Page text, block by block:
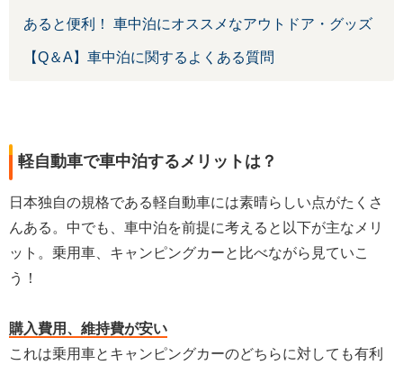
あると便利！ 車中泊にオススメなアウトドア・グッズ
【Q＆A】車中泊に関するよくある質問
軽自動車で車中泊するメリットは？
日本独自の規格である軽自動車には素晴らしい点がたくさ
んある。中でも、車中泊を前提に考えると以下が主なメリ
ット。乗用車、キャンピングカーと比べながら見ていこ
う！
購入費用、維持費が安い
これは乗用車とキャンピングカーのどちらに対しても有利